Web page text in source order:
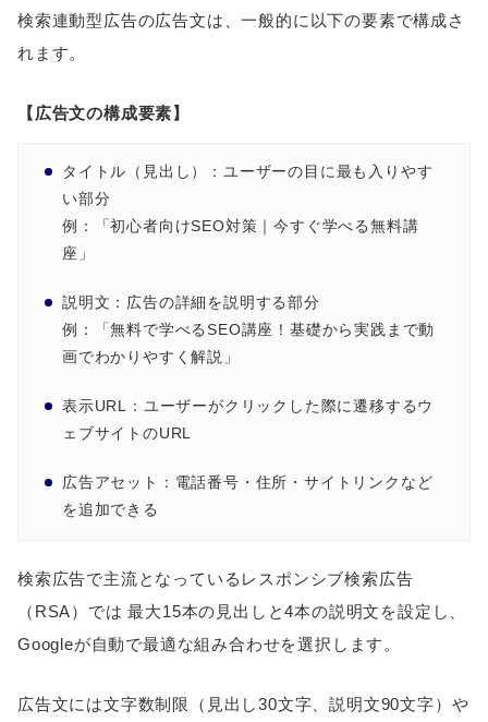
検索連動型広告の広告文は、一般的に以下の要素で構成さ
れます。
【広告文の構成要素】
タイトル（見出し）：ユーザーの目に最も入りやす
い部分
例：「初心者向けSEO対策｜今すぐ学べる無料講
座」
説明文：広告の詳細を説明する部分
例：「無料で学べるSEO講座！基礎から実践まで動
画でわかりやすく解説」
表示URL：ユーザーがクリックした際に遷移するウ
ェブサイトのURL
広告アセット：電話番号・住所・サイトリンクなど
を追加できる
検索広告で主流となっているレスポンシブ検索広告
（RSA）では 最大15本の見出しと4本の説明文を設定し、
Googleが自動で最適な組み合わせを選択します。
広告文には文字数制限（見出し30文字、説明文90文字）や